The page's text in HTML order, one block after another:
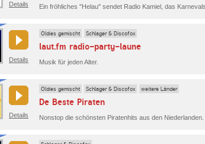
Details Ein fröhliches "Helau" sendet Radio Kamiel, das
Details
Oldies gemischt Schlager & Discofox
laut.fm radio-party-laune
Musik für jeden Alter.
Details
Oldies gemischt Schlager & Discofox weitere Länder
De Beste Piraten
Nonstop die schönsten Piratenhits aus den Niederlanden.